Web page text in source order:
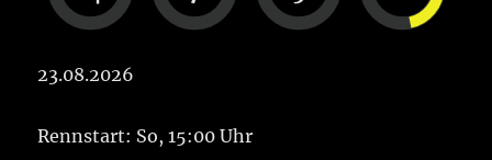
23.08.2026
Rennstart: So, 15:00 Uhr